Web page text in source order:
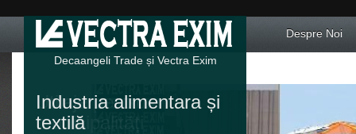
Decaangeli Trade și Vectra Exim
Industria alimentara și
textilă
Despre Noi